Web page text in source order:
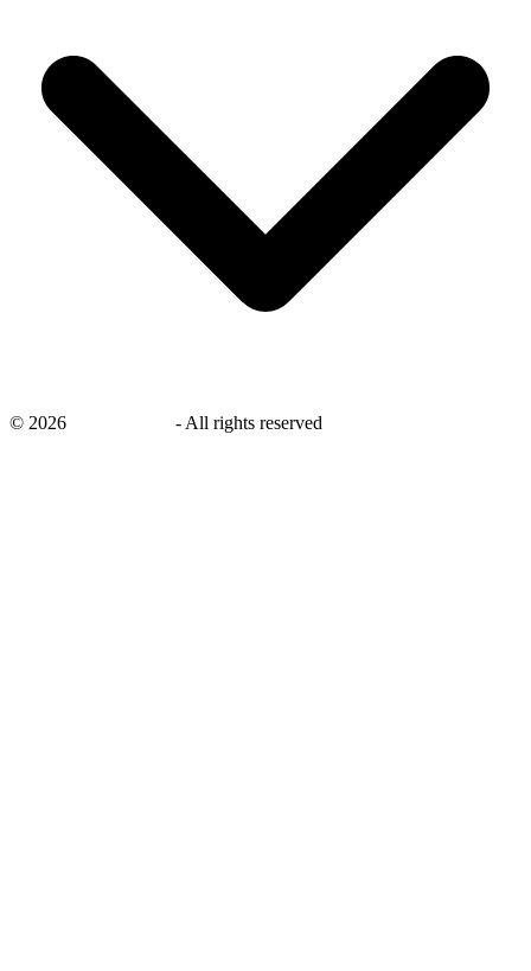
© 2026 - All rights reserved